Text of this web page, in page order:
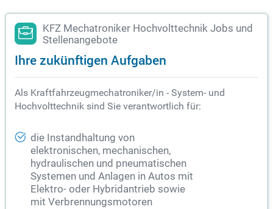
KFZ Mechatroniker Hochvolttechnik Jobs und
Stellenangebote
Ihre zukünftigen Aufgaben
Als Kraftfahrzeugmechatroniker/in - System- und
Hochvolttechnik sind Sie verantwortlich für:
die Instandhaltung von
elektronischen, mechanischen,
hydraulischen und pneumatischen
Systemen und Anlagen in Autos mit
Elektro- oder Hybridantrieb sowie
mit Verbrennungsmotoren